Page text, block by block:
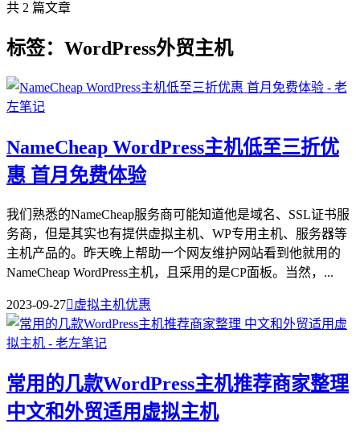
共 2 篇文章
标签：WordPress外贸主机
NameCheap WordPress主机低至三折优
惠 首月免费体验
我们熟悉的NameCheap服务商可能知道他是域名、SSL证书服
务商，但是其实也有提供虚拟主机、WP专用主机、服务器等
主机产品的。昨天晚上帮助一个网友维护网站看到他就用的
NameCheap WordPress主机，且采用的是CP面板。当然，...
2023-09-27虚拟主机优惠
常用的几款WordPress主机推荐商家整理
中文和外贸适用虚拟主机